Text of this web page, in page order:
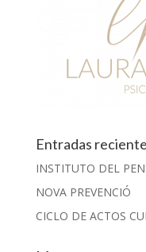
Entradas
INSTITUTO DEL
NOVA PREVENCIÓ
CICLO DE ACTOS